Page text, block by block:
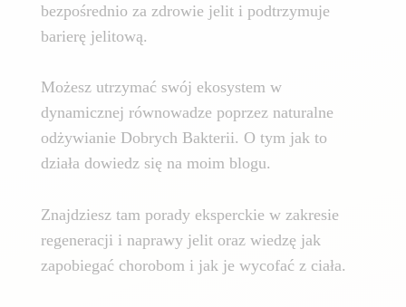
bezpośrednio za zdrowie jelit i podtrzymuje
barierę jelitową.
Możesz utrzymać swój ekosystem w
dynamicznej równowadze poprzez naturalne
odżywianie Dobrych Bakterii. O tym jak to
działa dowiedz się na moim blogu.
Znajdziesz tam porady eksperckie w zakresie
regeneracji i naprawy jelit oraz wiedzę jak
zapobiegać chorobom i jak je wycofać z ciała.